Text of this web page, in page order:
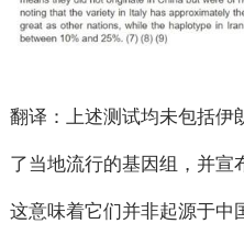
翻译：上述测试均未包括伊
了当地流行的基因组，并宣
这意味着它们并非起源于中